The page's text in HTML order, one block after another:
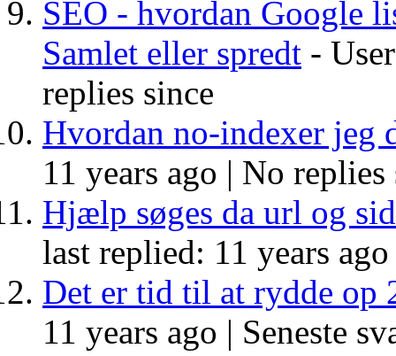
SEO - hvordan Google
Samlet eller spredt -
replies since
Hvordan no-indexer jeg
11 years ago | No replies
Hjælp søges da url og
last replied: 11 years
Det er tid til at rydde op
11 years ago | Seneste